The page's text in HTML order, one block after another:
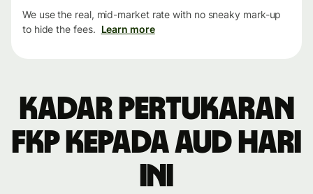
We use the real, mid-market rate with no sneaky mark-up
to hide the fees. Learn more
Kadar pertukaran
FKP kepada AUD hari
ini